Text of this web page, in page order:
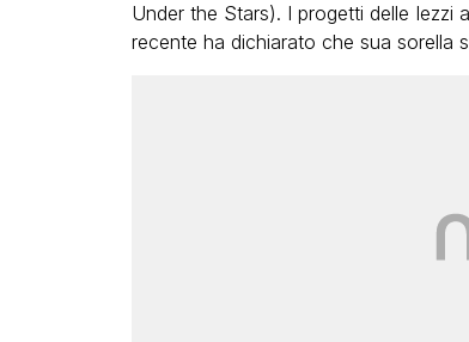
Under the Stars). I progetti delle Iezzi
recente ha dichiarato che sua sorella
Bambola Star, la
compleanno con